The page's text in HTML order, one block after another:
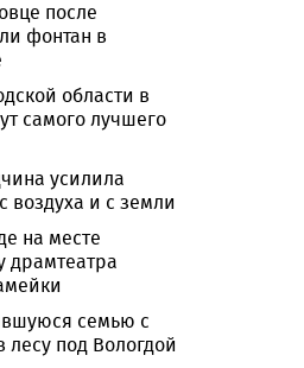
после
фонтан в
области в
самого лучшего
усилила
воздуха и с земли
на месте
драмтеатра
семью с
под Вологдой